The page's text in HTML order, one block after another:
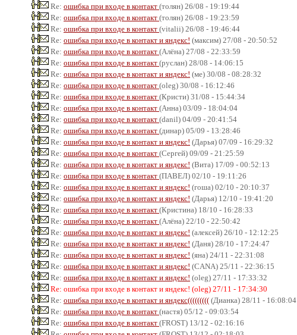
Re: ошибка при входе в контакт (толян) 26/08 - 19:19:44
Re: ошибка при входе в контакт (толян) 26/08 - 19:23:59
Re: ошибка при входе в контакт (vitalii) 26/08 - 19:46:44
Re: ошибка при входе в контакт и яндекс! (максим) 27/08 - 20:50:52
Re: ошибка при входе в контакт (Алёна) 27/08 - 22:33:59
Re: ошибка при входе в контакт (руслан) 28/08 - 14:06:15
Re: ошибка при входе в контакт и яндекс! (ме) 30/08 - 08:28:32
Re: ошибка при входе в контакт (oleg) 30/08 - 16:12:46
Re: ошибка при входе в контакт (Кристи) 31/08 - 15:44:34
Re: ошибка при входе в контакт (Анна) 03/09 - 18:04:04
Re: ошибка при входе в контакт (danil) 04/09 - 20:41:54
Re: ошибка при входе в контакт (динар) 05/09 - 13:28:46
Re: ошибка при входе в контакт и яндекс! (Дарья) 07/09 - 16:29:32
Re: ошибка при входе в контакт (Сергей) 09/09 - 21:25:59
Re: ошибка при входе в контакт и яндекс! (Вита) 17/09 - 00:52:13
Re: ошибка при входе в контакт (ПАВЕЛ) 02/10 - 19:11:26
Re: ошибка при входе в контакт и яндекс! (гоша) 02/10 - 20:10:37
Re: ошибка при входе в контакт и яндекс! (Дарья) 12/10 - 19:41:20
Re: ошибка при входе в контакт (Кристина) 18/10 - 16:28:33
Re: ошибка при входе в контакт (Алёна) 22/10 - 22:50:42
Re: ошибка при входе в контакт и яндекс! (алексей) 26/10 - 12:12:25
Re: ошибка при входе в контакт и яндекс! (Даня) 28/10 - 17:24:47
Re: ошибка при входе в контакт и яндекс! (яна) 24/11 - 22:31:08
Re: ошибка при входе в контакт и яндекс! (CANA) 25/11 - 22:36:15
Re: ошибка при входе в контакт и яндекс! (oleg) 27/11 - 17:33:32
Re: ошибка при входе в контакт и яндекс! (oleg) 27/11 - 17:34:30
Re: ошибка при входе в контакт и яндекс((((((((( (Дианка) 28/11 - 16:08:04
Re: ошибка при входе в контакт (настя) 05/12 - 09:03:54
Re: ошибка при входе в контакт (FROST) 13/12 - 02:16:16